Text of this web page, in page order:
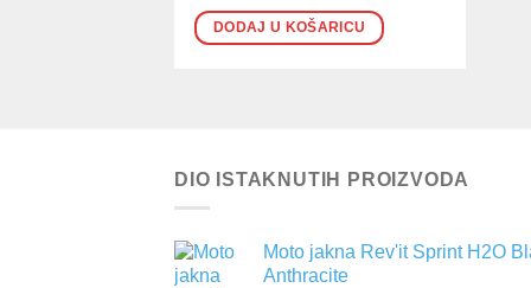
DODAJ U KOŠARICU
DIO ISTAKNUTIH PROIZVODA
Moto jakna Rev'it Sprint H2O
Anthracite